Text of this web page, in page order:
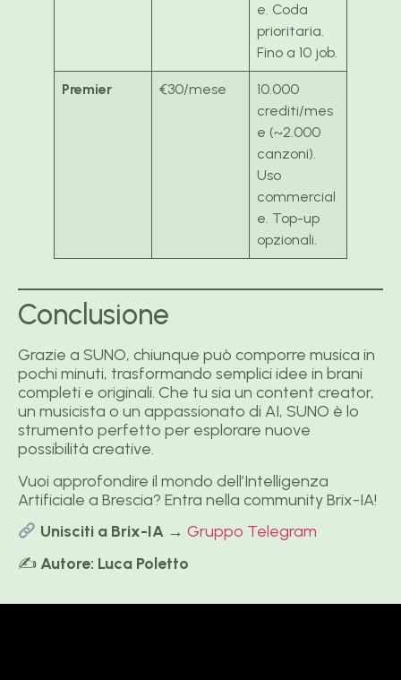
e. Coda
prioritaria.
Fino a 10 job.
Premier €30/mese
10.000
crediti/mes
e (~2.000
canzoni).
Uso
commercial
e. Top-up
opzionali.
Conclusione
Grazie a SUNO, chiunque può comporre musica in
pochi minuti, trasformando semplici idee in brani
completi e originali. Che tu sia un content creator,
un musicista o un appassionato di AI, SUNO è lo
strumento perfetto per esplorare nuove
possibilità creative.
Vuoi approfondire il mondo dell’Intelligenza
Artificiale a Brescia? Entra nella community Brix-IA!
Unisciti a Brix-IA→ Gruppo Telegram
✍️ Autore: Luca Poletto